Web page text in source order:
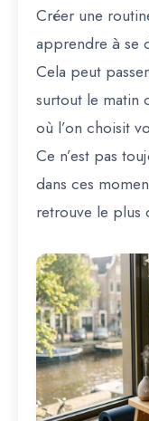
Créer une
apprendre à se
Cela peut
surtout le matin
où l’on choisit
Ce n’est pas
dans ces
retrouve le plus